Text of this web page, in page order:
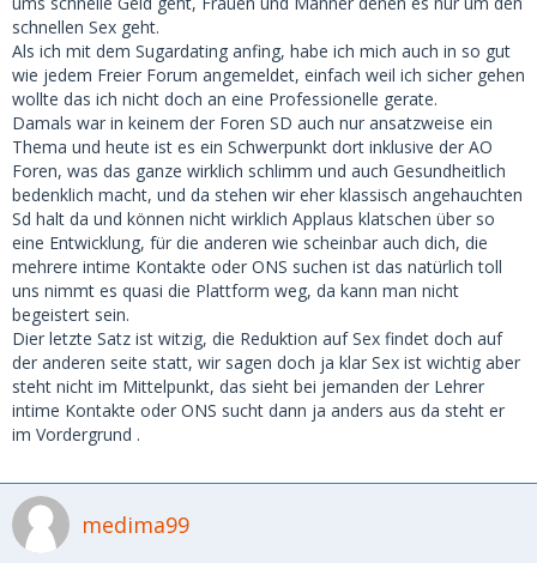
schnellen Sex geht.
Als ich mit dem Sugardating anfing, habe ich mich auch in so gut
wie jedem Freier Forum angemeldet, einfach weil ich sicher gehen
wollte das ich nicht doch an eine Professionelle gerate.
Damals war in keinem der Foren SD auch nur ansatzweise ein
Thema und heute ist es ein Schwerpunkt dort inklusive der AO
Foren, was das ganze wirklich schlimm und auch Gesundheitlich
bedenklich macht, und da stehen wir eher klassisch angehauchten
Sd halt da und können nicht wirklich Applaus klatschen über so
eine Entwicklung, für die anderen wie scheinbar auch dich, die
mehrere intime Kontakte oder ONS suchen ist das natürlich toll
uns nimmt es quasi die Plattform weg, da kann man nicht
begeistert sein.
Dier letzte Satz ist witzig, die Reduktion auf Sex findet doch auf
der anderen seite statt, wir sagen doch ja klar Sex ist wichtig aber
steht nicht im Mittelpunkt, das sieht bei jemanden der Lehrer
intime Kontakte oder ONS sucht dann ja anders aus da steht er
im Vordergrund .
medima99